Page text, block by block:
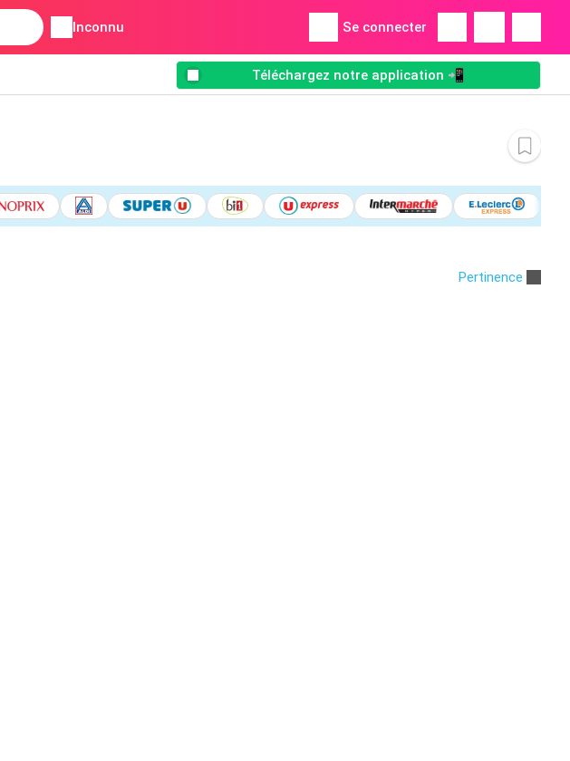
Inconnu Se connecter
Téléchargez notre application 📲
Pertinence